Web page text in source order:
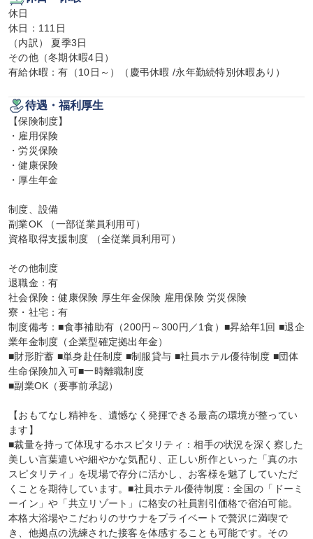
休日
休日：111日
（内訳） 夏季3日
その他（冬期休暇4日）
有給休暇：有（10日～）（慶弔休暇 /永年勤続特別休暇あり）
待遇・福利厚生
【保険制度】
・雇用保険
・労災保険
・健康保険
・厚生年金
制度、設備
副業OK （一部従業員利用可）
資格取得支援制度 （全従業員利用可）
その他制度
退職金：有
社会保険：健康保険 厚生年金保険 雇用保険 労災保険
寮・社宅：有
制度備考：■食事補助有（200円～300円／1食）■昇給年1回 ■退企
業年金制度（企業型確定拠出年金）
■財形貯蓄 ■単身赴任制度 ■制服貸与 ■社員ホテル優待制度 ■団体
生命保険加入可■一時離職制度
■副業OK（要事前承認）
【おもてなし精神を、遺憾なく発揮できる最高の環境が整ってい
ます】
■裁量を持って体現するホスピタリティ：相手の状況を深く察した
美しい言葉遣いや細やかな気配り、正しい所作といった「真のホ
スピタリティ」を現場で存分に活かし、お客様を魅了していただ
くことを期待しています。■社員ホテル優待制度：全国の「ドーミ
ーイン」や「共立リゾート」に格安の社員割引価格で宿泊可能。
本格大浴場やこだわりのサウナをプライベートで贅沢に満喫で
き、他拠点の洗練された接客を体感することも可能です。その